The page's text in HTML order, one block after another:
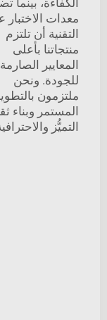
معدات الاختبار
التقنية أن تلتزم
منتجاتنا بأعلى
المعايير الصارمة
للجودة. ونحن
ملتزمون
المستمر وبناء
التميُّز